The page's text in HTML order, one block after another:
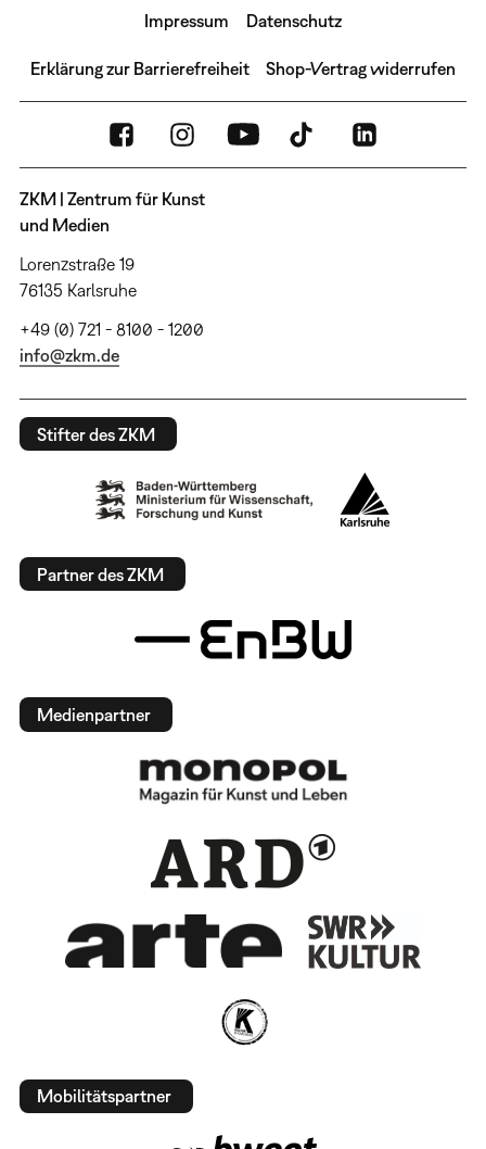
Impressum Datenschutz
Erklärung zur Barrierefreiheit Shop-Vertrag widerrufen
ZKM | Zentrum für Kunst
und Medien
Lorenzstraße 19
76135 Karlsruhe
+49 (0) 721 - 8100 - 1200
info@zkm.de
Stifter des ZKM
Partner des ZKM
Medienpartner
Mobilitätspartner